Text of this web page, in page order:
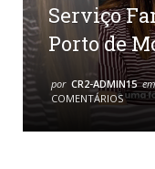
Serviço
Porto de
por CR2-ADMIN15
COMENTÁRIOS